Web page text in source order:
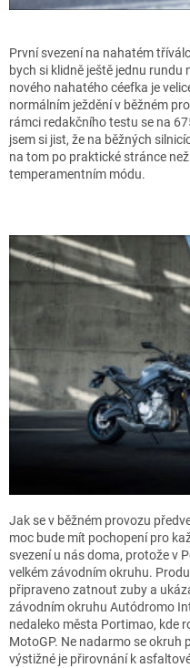
První svezení na nahatém
bych si klidně ještě jednu
nového nahatého céefka je
normálním ježdění v běžném
rámci redakčního testu se na
jsem si jist, že na běžných
na tom po praktické stránce
temperamentním módu.
Jak se v běžném provozu
moc bude mít pochopení pro
svezení u nás doma, protože v
velkém závodním okruhu.
připraveno zatnout zuby a
závodním okruhu Autódromo
nedaleko města Portimao, kde
MotoGP. Ne nadarmo se okruh
výstižné je přirovnání k